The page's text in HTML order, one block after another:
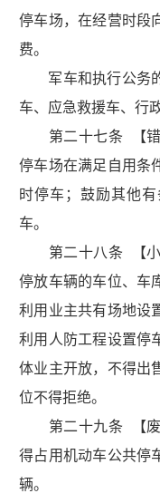
停车场，在经营时段
费。
军车和执行公务的
车、应急救援车、行
第二十七条 【错
停车场在满足自用条
时停车；鼓励其他
车。
第二十八条 【小
停放车辆的车位、车
利用业主共有场地设
利用人防工程设置停
体业主开放，不得出
位不得拒绝。
第二十九条 【废
得占用机动车公共停
辆。